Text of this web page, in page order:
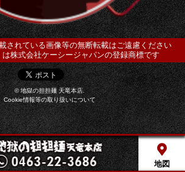
されている画像等の無断転載はご遠慮ください
は株式会社ケーシージャパンの登録商標です
© 地獄の担担麺 天竜本店.
Cookie情報等の取り扱いについて
地図